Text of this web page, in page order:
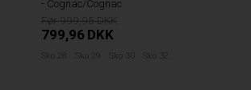
Angulus
Angulus Begynder Vinterstøvle Med Tex